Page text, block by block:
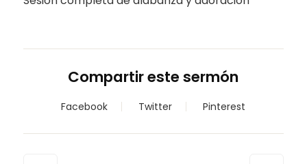
Compartir este sermón
Facebook Twitter Pinterest